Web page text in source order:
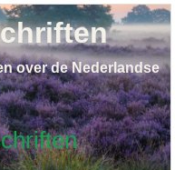
over de Nederlandse